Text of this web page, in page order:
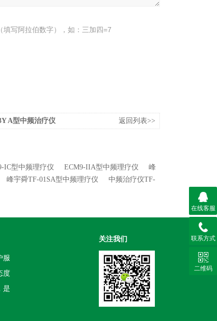
填写阿拉伯数字），如：三加四=7
A型中频治疗仪 返回列表>>
IC型中频理疗仪 ECM9-IIA型中频理疗仪
峰
峰宇舜TF-01SA型中频理疗仪
中频治疗仪TF-
服
度
是
关注我们
在线客服
联系方式
二维码